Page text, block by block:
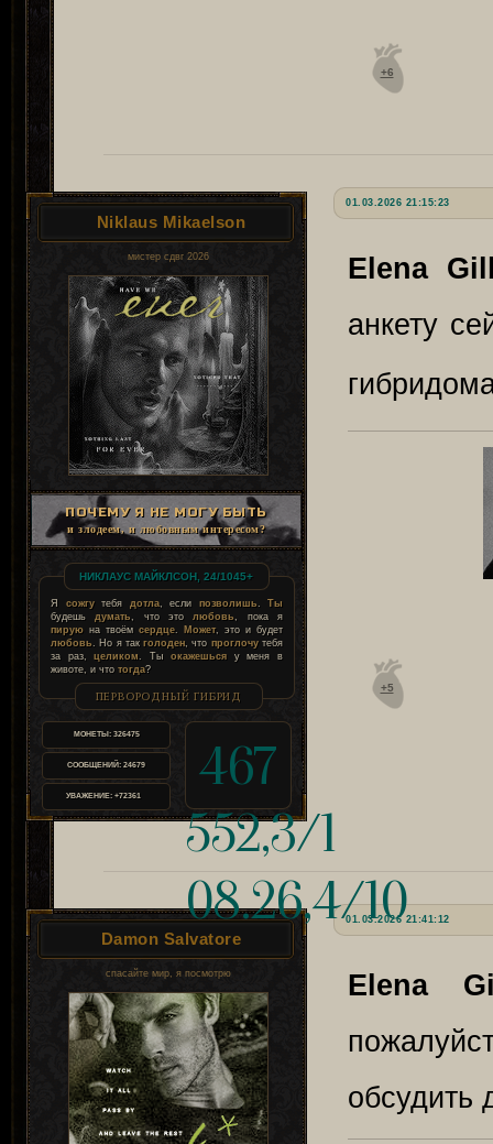
+6
01.03.2026 21:15:23
Niklaus Mikaelson
мистер сдвг 2026
ПОЧЕМУ Я НЕ МОГУ БЫТЬ
и злодеем, и любовным интересом?
НИКЛАУС МАЙКЛСОН, 24/1045+
Я сожгутебя дотла, если позволишь. Ты
будешьдумать, что этолюбовь, пока я
пирую на твоём сердце. Может, это и будет
любовь. Но я такголоден, что проглочутебя
за раз,целиком. Ты окажешьсяу меня в
животе, и что тогда?
ПЕРВОРОДНЫЙ ГИБРИД
МОНЕТЫ:326475
СООБЩЕНИЙ: 24679
УВАЖЕНИЕ: +72361
467
552,3/1
08.26,4/10
Elena
анкету
+5
01.03.2026 21:41:12
Damon Salvatore
спасайте мир, я посмотрю
Elena
обсудить